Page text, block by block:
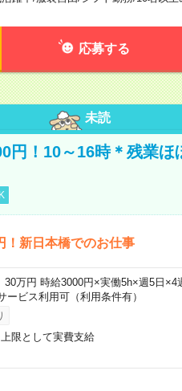
応募する
未読
円！10～16時＊残業
！新日本橋でのお仕事
万円 時給3000円×実働5h×週5日
ビス利用可（利用条件有）
限として実費支給